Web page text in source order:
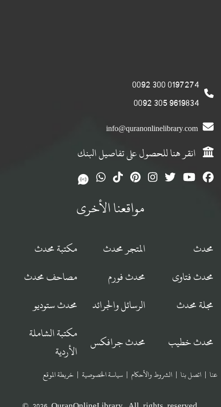
0197274 300 0092
9619834 305 0092
info@quranonlinelibrary.com
انقر هنا للحصول على تفاصيل البنك
مواقعنا الأخرى
محدث المتجر محدث
مكتبة محدث
محدث فتاوى
محدث فورم
مصاحف محدث
مجلة محدث
الرسائل والجرائد محدث ستوديو
محدث خطيب محدث جرافكس
مكتبة الشاملة
الأردية
عنا | اتصل بنا | الشروط والأحكام | سياسة الخصوصية | خريطة الموقع